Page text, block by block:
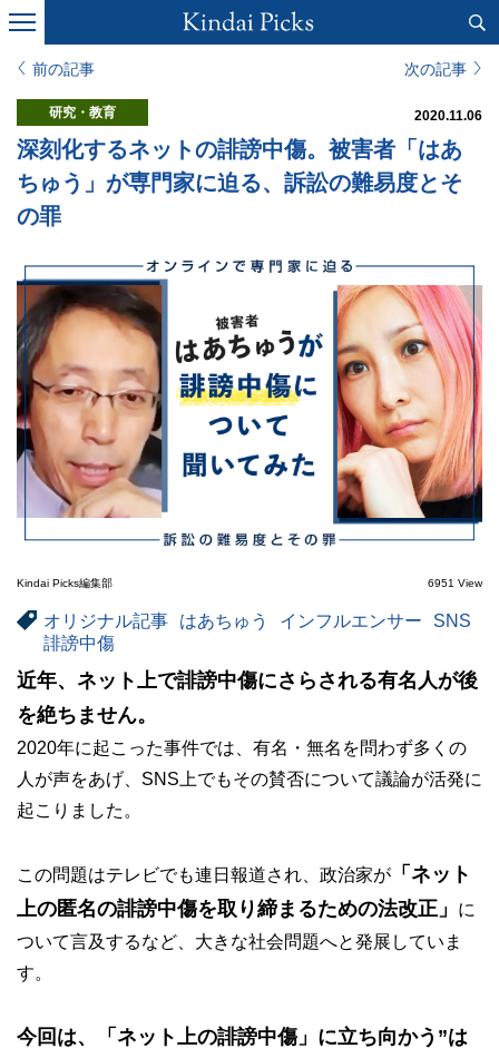
前の記事 次の記事
研究・教育 2020.11.06
深刻化するネットの誹謗中傷。被害者「はあ
ちゅう」が専門家に迫る、訴訟の難易度とそ
の罪
Kindai Picks編集部 6951 View
オリジナル記事 はあちゅう インフルエンサー
SNS
誹謗中傷
近年、ネット上で誹謗中傷にさらされる有名人が後
を絶ちません。
2020年に起こった事件では、有名・無名を問わず多くの
人が声をあげ、SNS上でもその賛否について議論が活発に
起こりました。
この問題はテレビでも連日報道され、政治家が 「ネット
上の匿名の誹謗中傷を取り締まるための法改正」
に
ついて言及するなど、大きな社会問題へと発展していま
す。
今回は、「ネット上の誹謗中傷」に立ち向かう”は